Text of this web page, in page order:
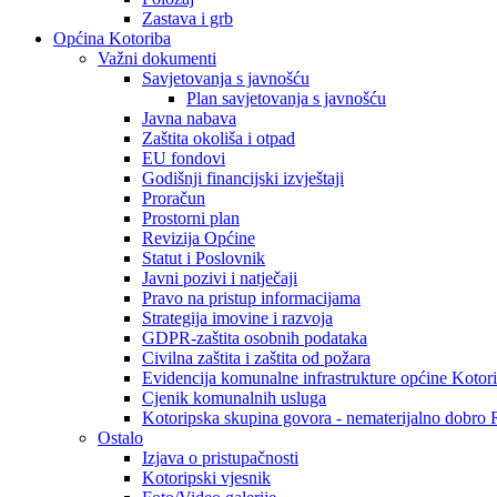
Zastava i grb
Općina Kotoriba
Važni dokumenti
Savjetovanja s javnošću
Plan savjetovanja s javnošću
Javna nabava
Zaštita okoliša i otpad
EU fondovi
Godišnji financijski izvještaji
Proračun
Prostorni plan
Revizija Općine
Statut i Poslovnik
Javni pozivi i natječaji
Pravo na pristup informacijama
Strategija imovine i razvoja
GDPR-zaštita osobnih podataka
Civilna zaštita i zaštita od požara
Evidencija komunalne infrastrukture općine
Cjenik komunalnih usluga
Kotoripska skupina govora - nematerijalno dobro
Ostalo
Izjava o pristupačnosti
Kotoripski vjesnik